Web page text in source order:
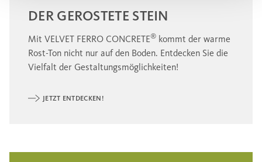
DER GEROSTETE STEIN
Mit VELVET FERRO CONCRETE® kommt der warme
Rost-Ton nicht nur auf den Boden. Entdecken Sie die
Vielfalt der Gestaltungsmöglichkeiten!
JETZT ENTDECKEN!